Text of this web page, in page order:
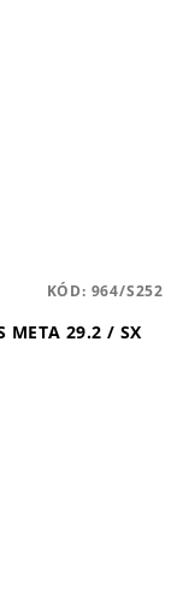
META 29.2 / SX
KÓD: 964/S252